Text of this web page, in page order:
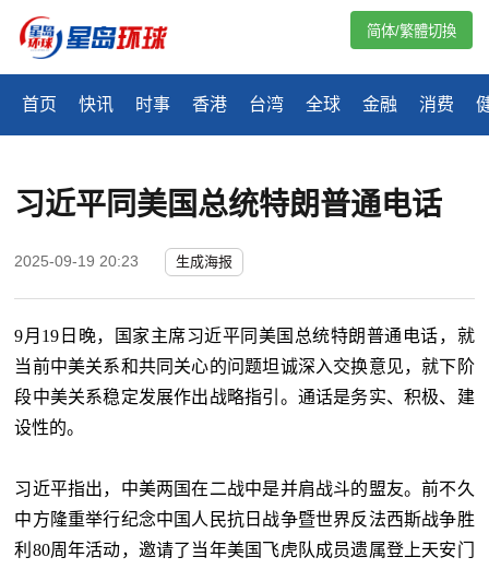
首页 快讯 时事 香港 台湾 全球 金融 消费
简体/繁體切換
习近平同美国总统特朗普通电话
2025-09-19 20:23 生成海报
9月19日晚，国家主席习近平同美国总统特朗普通电话，就
当前中美关系和共同关心的问题坦诚深入交换意见，就下阶
段中美关系稳定发展作出战略指引。通话是务实、积极、建
设性的。
习近平指出，中美两国在二战中是并肩战斗的盟友。前不久
中方隆重举行纪念中国人民抗日战争暨世界反法西斯战争胜
利80周年活动，邀请了当年美国飞虎队成员遗属登上天安门